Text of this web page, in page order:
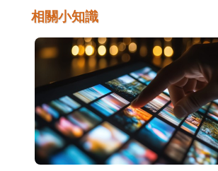
相關小知識